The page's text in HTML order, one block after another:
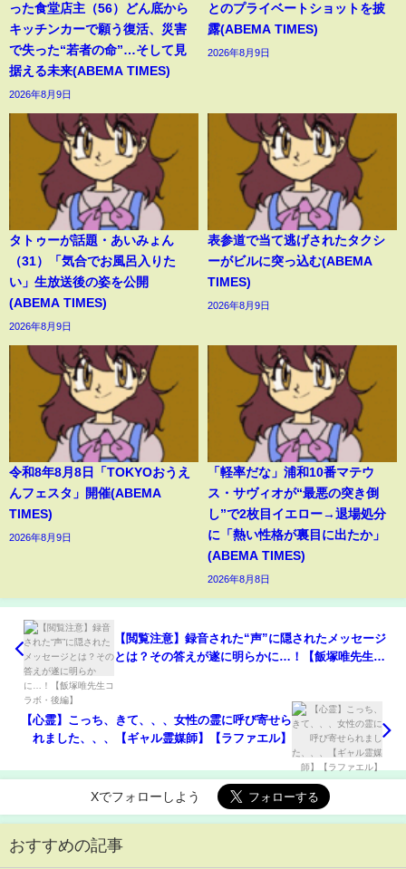
った食堂店主（56）どん底から
キッチンカーで願う復活、災害
で失った“若者の命”…そして見
据える未来(ABEMA TIMES)
2026年8月9日
とのプライベートショットを披
露(ABEMA TIMES)
2026年8月9日
タトゥーが話題・あいみょん
（31）「気合でお風呂入りた
い」生放送後の姿を公開
(ABEMA TIMES)
2026年8月9日
表参道で当て逃げされたタクシ
ーがビルに突っ込む(ABEMA
TIMES)
2026年8月9日
令和8年8月8日「TOKYOおうえ
んフェスタ」開催(ABEMA
TIMES)
2026年8月9日
「軽率だな」浦和10番マテウ
ス・サヴィオが“最悪の突き倒
し”で2枚目イエロー→退場処分
に「熱い性格が裏目に出たか」
(ABEMA TIMES)
2026年8月8日
【閲覧注意】録音された“声”に隠されたメッセージ
とは？その答えが遂に明らかに…！【飯塚唯先生コ
【心霊】こっち、きて、、、女性の霊に呼び寄せら
れました、、、【ギャル霊媒師】【ラファエル】
Xでフォローしよう
おすすめの記事